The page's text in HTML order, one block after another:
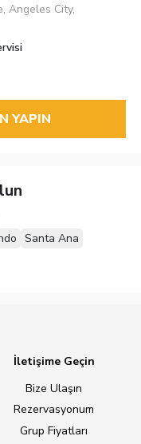
Angeles City,
YAPIN
Santa Ana
İletişime Geçin
Bize Ulaşın
Rezervasyonum
Grup Fiyatları